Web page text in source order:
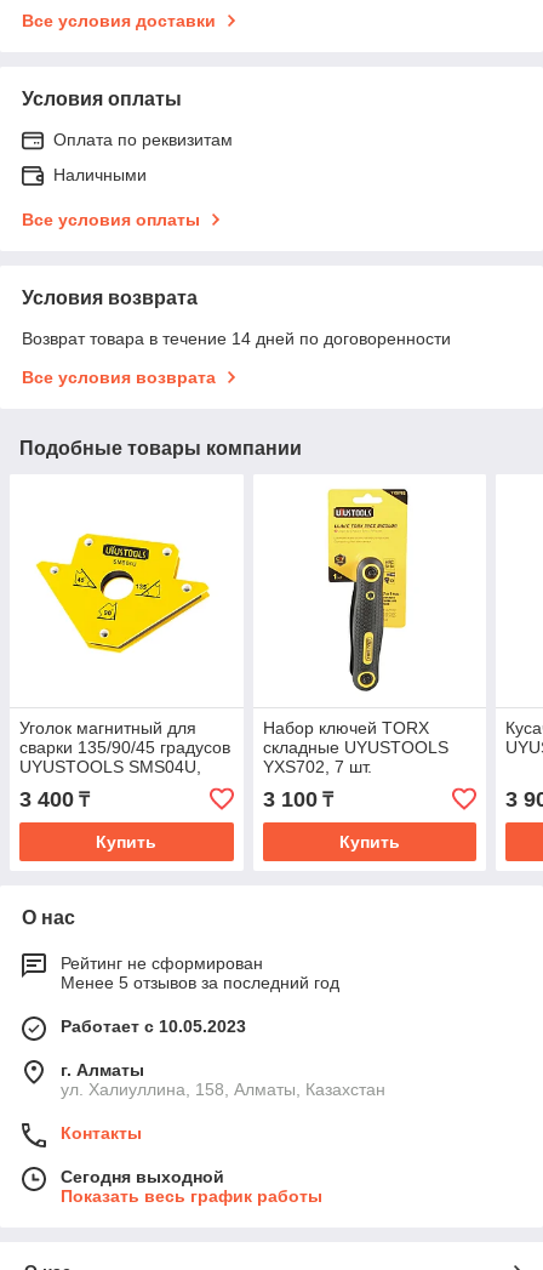
Все условия доставки
Условия оплаты
Оплата по реквизитам
Наличными
Все условия оплаты
Условия возврата
Возврат товара в течение 14 дней по договоренности
Все условия возврата
Подобные товары компании
Уголок магнитный для
сварки 135/90/45 градусов
UYUSTOOLS SMS04U,
3 400 ₸
Купить
Набор ключей TORX
складные UYUSTOOLS
YXS702, 7 шт.
3 100₸
Купить
3
О нас
Рейтинг не сформирован
Менее 5 отзывов за последний год
Работает с 10.05.2023
г. Алматы
ул. Халиуллина, 158, Алматы, Казахстан
Контакты
Сегодня выходной
Показать весь график работы